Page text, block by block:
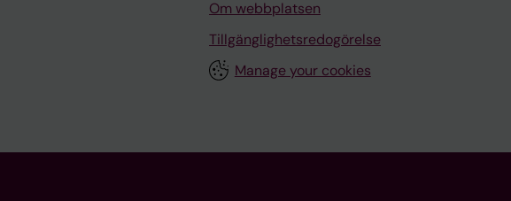
Om webbplatsen
Tillgänglighetsredogörelse
Manage your cookies